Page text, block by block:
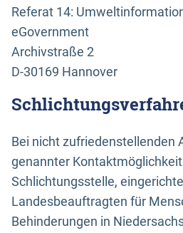
Referat 14:
eGovernment
Archivstraße 2
D-30169 Hannover
Bei nicht zufriedenstellenden
genannter
Schlichtungsstelle,
Landesbeauftragten für
Behinderungen in